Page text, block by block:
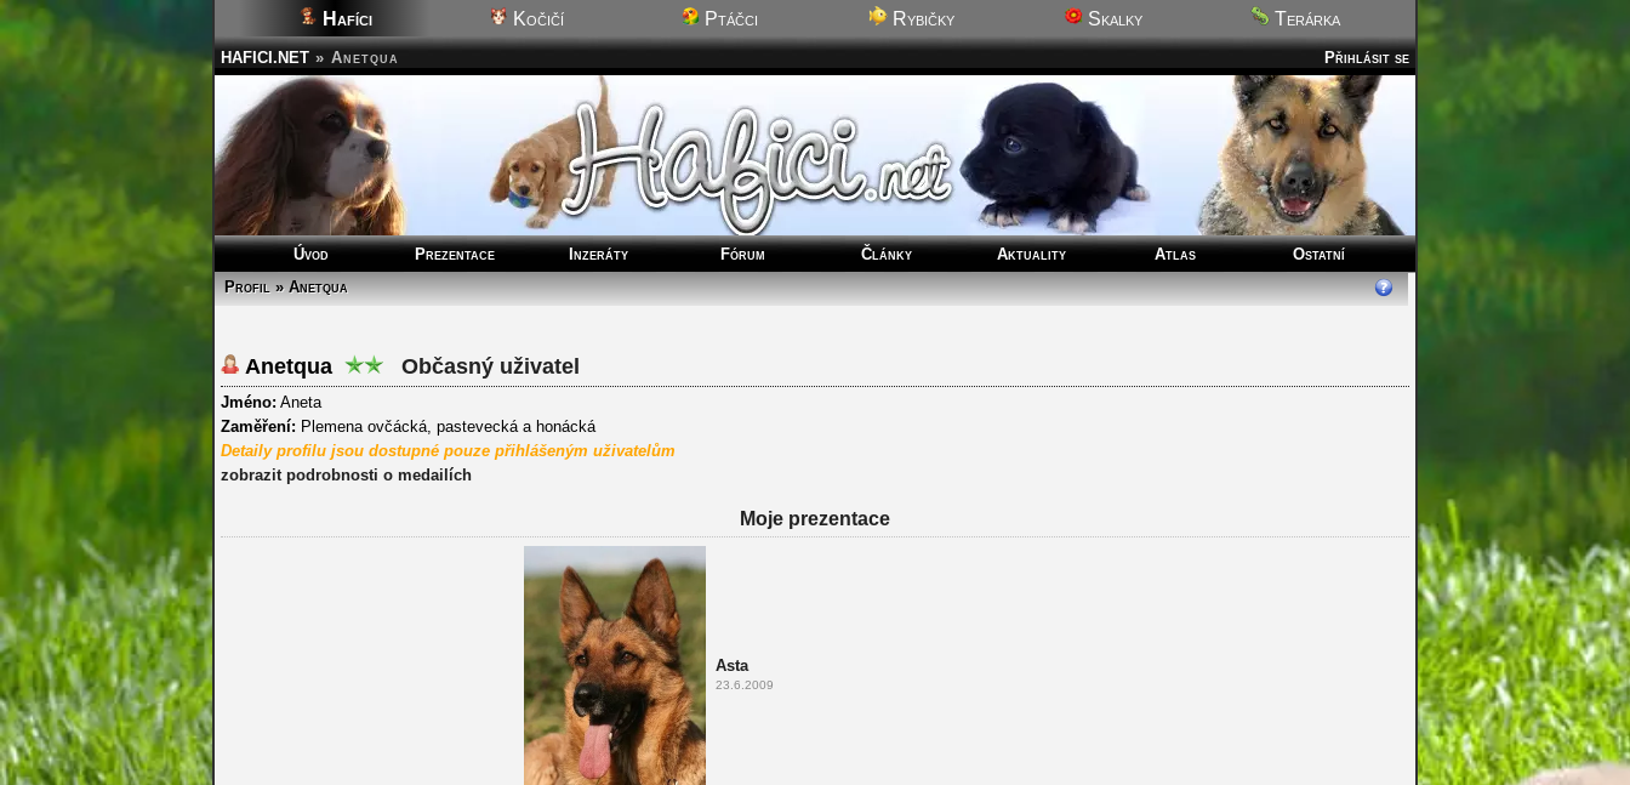
Hafíci Kočičí Ptáčci Rybičky Skalky Terárka
Přihlásit se
HAFICI.NET » Anetqua
Úvod Prezentace Inzeráty Fórum Články Aktuality Atlas
Ostatní
Profil » Anetqua
Anetqua Občasný uživatel
Jméno: Aneta
Zaměření: Plemena ovčácká, pastevecká a honácká
Detaily profilu jsou dostupné pouze přihlášeným uživatelům
zobrazit podrobnosti o medailích
Moje prezentace
Asta
23.6.2009